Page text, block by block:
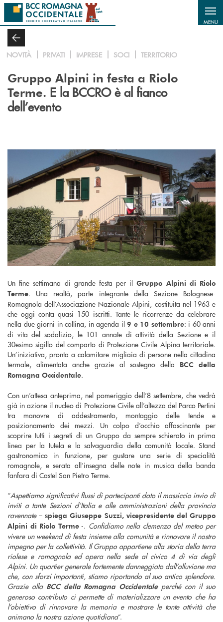
Salta al contenuto principale
MENU
NOVITÀ PRIVATI IMPRESE SOCI TERRITORIO
Gruppo Alpini in festa a Riolo
Terme. E la BCCRO è al fianco
dell’evento
Un fine settimana di grande festa per ilGruppo Alpini di Riolo
Terme. Una realtà, parte integrante della Sezione Bolognese-
Romagnola dell’Associazione Nazionale Alpini, costituita nel 1963 e
che oggi conta quasi 150 iscritti. Tante le ricorrenze da celebrare
nella due giorni in collina, in agenda il 9 e 10 settembre: i 60 anni
di vita del sodalizio, le 101 annate di attività della Sezione e il
30esimo sigillo del comparto di Protezione Civile Alpina territoriale.
Un’iniziativa, pronta a calamitare migliaia di persone nella cittadina
termale, alimentata anche grazie al sostegno della BCC della
Romagna Occidentale.
Con un’attesa anteprima, nel pomeriggio dell’8 settembre, che vedrà
già in azione il nucleo di Protezione Civile all’altezza del Parco Pertini
tra manovre di addestramento, montaggio delle tende e
posizionamento dei mezzi. Un colpo d’occhio affascinante per
scoprire tutti i segreti di un Gruppo da sempre schierato in prima
linea per la tutela e la salvaguardia della comunità locale. Stand
gastronomico in funzione, per gustare una serie di specialità
romagnole, e serata all’insegna delle note in musica della banda
fanfara di Castel San Pietro Terme.
“Aspettiamo significativi flussi di partecipanti dato il massiccio invio di
inviti a tante Sezioni d’Italia e alle amministrazioni della provincia
ravennate–spiega Giuseppe Suzzi, vicepresidente del Gruppo
Alpini di Riolo Terme-. Confidiamo nella clemenza del meteo per
vivere un weekend di festa insieme alla comunità e rinnovare il nostro
impegno per la collettività. Il Gruppo appartiene alla storia della terra
riolese e romagnola ed opera nella sede al civico 4 di via degli
Alpini. Un quartier generale fortemente danneggiato dall’alluvione ma
che, con sforzi importanti, stiamo riportando al suo antico splendore.
Grazie alla BCC della Romagna Occidentaleperché con il suo
generoso contributo ci permette di materializzare un evento che ha
l’obiettivo di rinnovare la memoria e mostrare le tante attività che
animano la nostra azione quotidiana”.